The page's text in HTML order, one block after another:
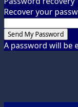
Recover your
A password will be